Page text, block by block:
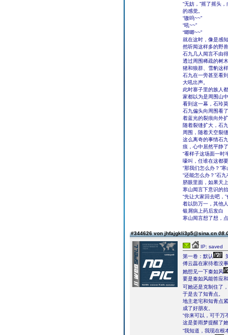
“无妨，”摇了摇头
的感觉。
“嗷呜~~”
“吼~~”
“唧唧~~”
就在这时，像是感
然听闻这样多的野
石九几人闻言不由
透过周围稀疏的树
猪和狼群、雪豹这
石九在一旁甚至看
大吼出声。
此时寨子里的族人
家都以为是周围山
看到这一幕，石玲
石九偏头向周围看
着蓝光的裂痕向外
随着裂缝扩大，石
周围，随着天空裂
这么离奇的事情石
痕，心中居然平静
“看样子这场面一时
嚎叫，任谁在这都
“那我们怎么办？”
“还能怎么办？”石
脐眼里面，如果天
寒山闻言下意识的
“先让大家回去吧，
着以防万一，其他
银屑病上药后发白
寒山闻言想了想，
#344626 von jhfajgkli3p5@sina.cn
IP: saved
第一卷：默认
傅云蕊在家待着没
她想见一下秦如风
要是秦如风能答应
可她还是克制住了
于是去了知青点。
地主老宅和知青点
成了好朋友。
“你来可以，可千万
这是姜雨梦提醒了
“我知道，我现在根